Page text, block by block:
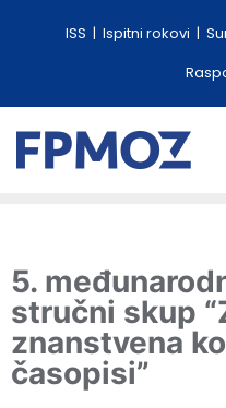
ISS Ispitni rokovi
5.
stručni skup
znanstvena
časopisi”